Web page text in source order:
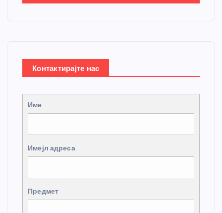
Контактирајте нас
Име
Имејл адреса
Предмет